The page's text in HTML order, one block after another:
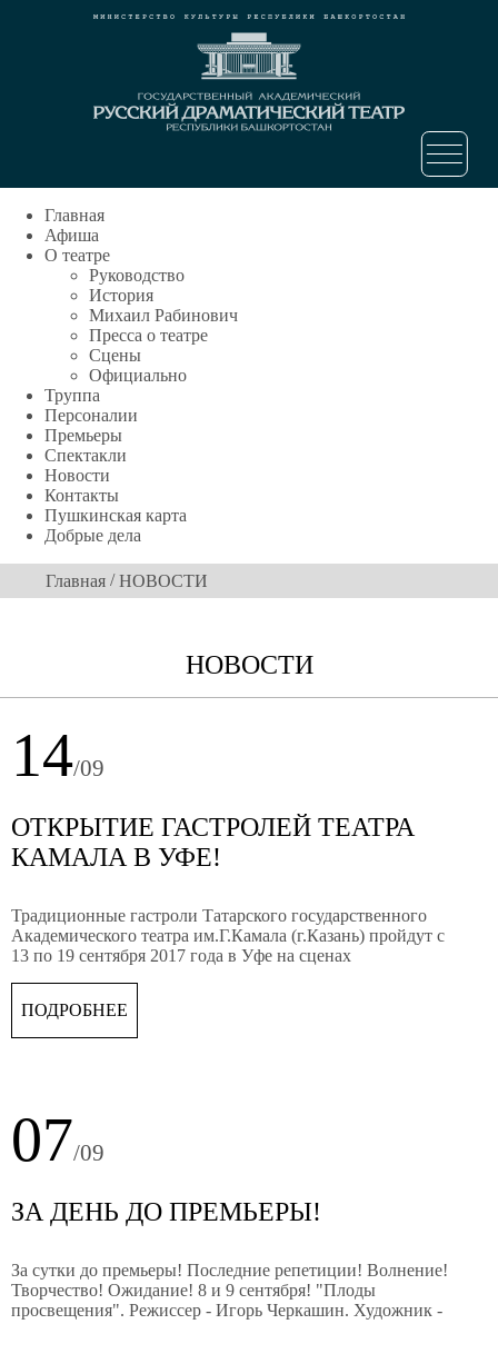
Главная
Афиша
О театре
Руководство
История
Михаил Рабинович
Пресса о театре
Сцены
Официально
Труппа
Персоналии
Премьеры
Спектакли
Новости
Контакты
Пушкинская карта
Добрые дела
Главная /НОВОСТИ
НОВОСТИ
14/09
ОТКРЫТИЕ ГАСТРОЛЕЙ ТЕАТРА
КАМАЛА В УФЕ!
Традиционные гастроли Татарского государственного
Академического театра им.Г.Камала (г.Казань) пройдут с
13 по 19 сентября 2017 года в Уфе на сценах
русского драматического театра Республики
Башкортостан.
ПОДРОБНЕЕ
07/09
ЗА ДЕНЬ ДО ПРЕМЬЕРЫ!
За сутки до премьеры! Последние репетиции! Волнение!
Творчество! Ожидание! 8 и 9 сентября! "Плоды
просвещения". Режиссер - Игорь Черкашин. Художник -